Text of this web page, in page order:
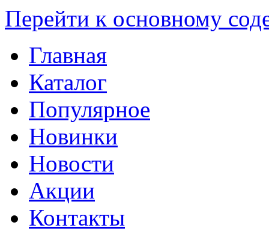
Перейти к основному
Главная
Каталог
Популярное
Новинки
Новости
Акции
Контакты